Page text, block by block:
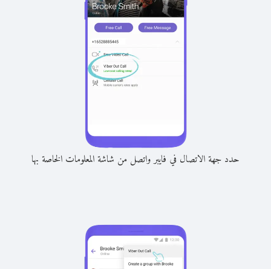
حدد جهة الاتصال في فايبر واتصل من شاشة المعلومات الخاصة بها